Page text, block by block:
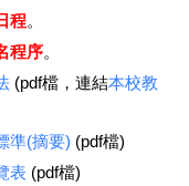
程。
程序。
(pdf檔，連結本校教
準(摘要) (pdf檔)
表(pdf檔)